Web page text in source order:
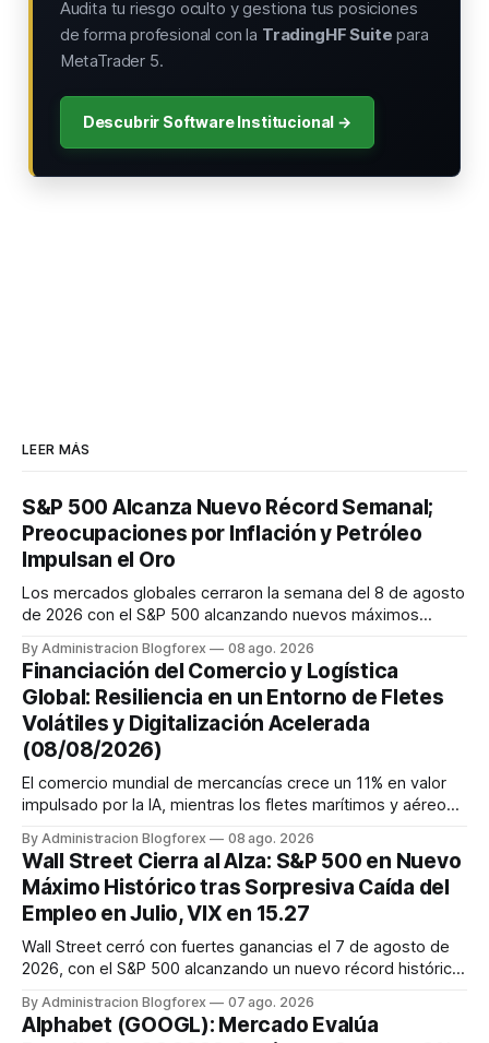
Audita tu riesgo oculto y gestiona tus posiciones
de forma profesional con la TradingHF Suite para
MetaTrader 5.
Descubrir Software Institucional →
LEER MÁS
S&P 500 Alcanza Nuevo Récord Semanal;
Preocupaciones por Inflación y Petróleo
Impulsan el Oro
Los mercados globales cerraron la semana del 8 de agosto
de 2026 con el S&P 500 alcanzando nuevos máximos
renta fija vio una caída en los rendimientos del Tesoro de
EE. UU. tras un informe de empleo más débil. El petróleo se
mantuvo al ...
By Administracion Blogforex 08 ago. 2026
Financiación del Comercio y Logística
Global: Resiliencia en un Entorno de Fletes
Volátiles y Digitalización Acelerada
(08/08/2026)
El comercio mundial de mercancías crece un 11% en valor
impulsado por la IA, mientras los fletes marítimos y aéreos
disrupciones geopolíticas y congestión. La financiación del
comercio, que depende en un 90% del crédito, se digitaliza
y el mercado...
By Administracion Blogforex 08 ago. 2026
Wall Street Cierra al Alza: S&P 500 en Nuevo
Máximo Histórico tras Sorpresiva Caída del
Empleo en Julio, VIX en 15.27
Wall Street cerró con fuertes ganancias el 7 de agosto de
2026, con el S&P 500 alcanzando un nuevo récord histórico
54,036.93 y el Nasdaq Composite escaló 1.3% a 26,690.62.
El impulso provino de un informe de empleo de julio
By Administracion Blogforex 07 ago. 2026
Alphabet (GOOGL): Mercado Evalúa